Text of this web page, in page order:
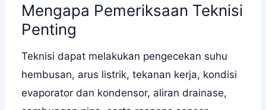
Mengapa Pemeriksaan Teknisi
Penting
Teknisi dapat melakukan pengecekan suhu
hembusan, arus listrik, tekanan kerja, kondisi
evaporator dan kondensor, aliran drainase,